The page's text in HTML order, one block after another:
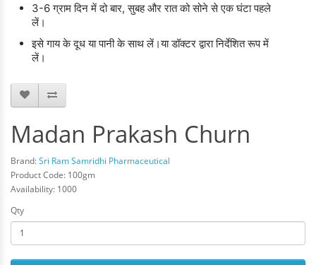
3-6 ग्राम दिन में दो बार, सुबह और रात को सोने से एक घंटा पहले
लें।
इसे गाय के दूध या पानी के साथ लें।या डॉक्टर द्वारा निर्देशित रूप में
लें।
Madan Prakash Churn
Brand:Sri Ram Samridhi Pharmaceutical
Product Code: 100gm
Availability: 1000
Qty